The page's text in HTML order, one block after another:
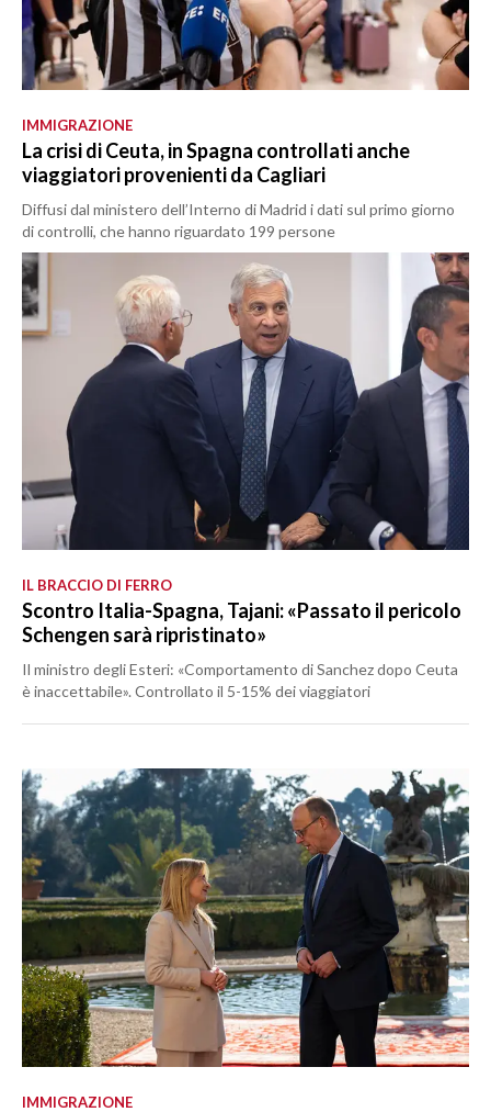
IMMIGRAZIONE
La crisi di Ceuta, in Spagna controllati anche
viaggiatori provenienti da Cagliari
Diffusi dal ministero dell’Interno di Madrid i dati sul primo giorno
di controlli, che hanno riguardato 199 persone
IL BRACCIO DI FERRO
Scontro Italia-Spagna, Tajani: «Passato il pericolo
Schengen sarà ripristinato»
Il ministro degli Esteri: «Comportamento di Sanchez dopo Ceuta
è inaccettabile». Controllato il 5-15% dei viaggiatori
IMMIGRAZIONE